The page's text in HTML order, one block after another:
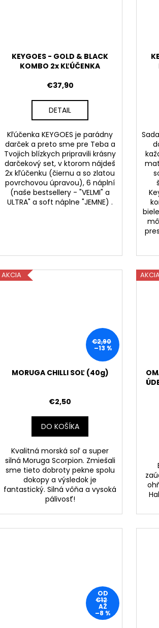
KEYGOES - GOLD & BLACK
KOMBO 2x KĽÚČENKA
€37,90
DETAIL
Kľúčenka KEYGOES je parádny
darček a preto sme pre Teba a
Tvojich blízkych pripravili krásny
darčekový set, v ktorom nájdeš
2x kľúčenku (čiernu a so zlatou
povrchovou úpravou), 6 náplní
(naše bestsellery - "VELMI" a
ULTRA" a soft náplne "JEMNE) .
AKCIA
€2,90
–13 %
MORUGA CHILLI SOĽ (40g)
€2,50
DO KOŠÍKA
Kvalitná morská soľ a super
silná Moruga Scorpion. Zmiešali
sme tieto dobroty pekne spolu
dokopy a výsledok je
fantastický. Silná vôňa a vysoká
pálivosť!
OD
€12
AŽ
–8 %